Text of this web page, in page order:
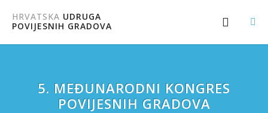
HRVATSKA UDRUGA
POVIJESNIH GRADOVA
5. MEĐUNARODNI KONGRES
POVIJESNIH GRADOVA